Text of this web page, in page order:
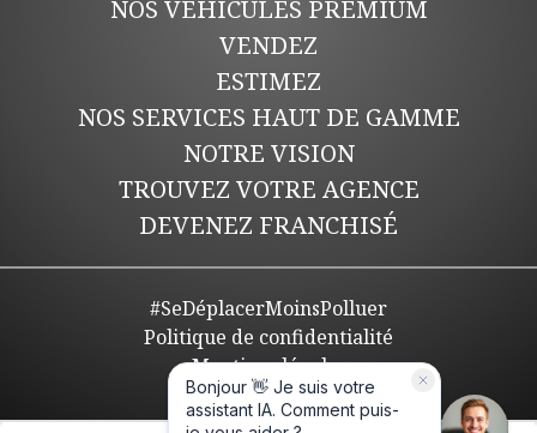
NOS VÉHICULES PREMIUM
VENDEZ
ESTIMEZ
NOS SERVICES HAUT DE GAMME
NOTRE VISION
TROUVEZ VOTRE AGENCE
DEVENEZ FRANCHISÉ
#SeDéplacerMoinsPolluer
Politique de confidentialité
Mentions légales
Plan de site
CGV